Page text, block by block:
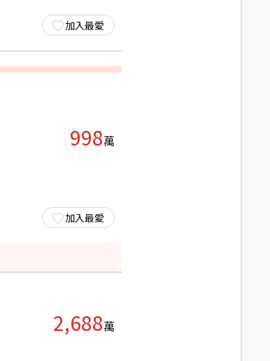
加入最愛
998萬
加入最愛
2,688萬